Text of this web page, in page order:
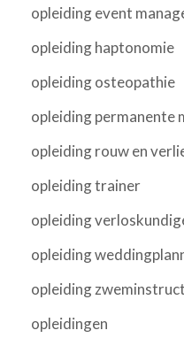
opleiding event
opleiding haptonomie
opleiding osteopathie
opleiding permanente
opleiding rouw en
opleiding trainer
opleiding
opleiding
opleiding
opleidingen